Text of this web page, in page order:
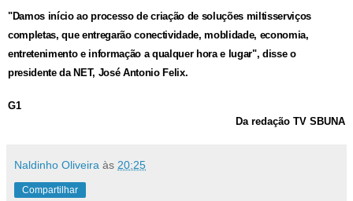
"Damos início ao processo de criação de soluções miltisserviços
completas, que entregarão conectividade, moblidade, economia,
entretenimento e informação a qualquer hora e lugar", disse o
presidente da NET, José Antonio Felix.
G1
Da redação TV SBUNA
Naldinho Oliveira às 20:25
Compartilhar